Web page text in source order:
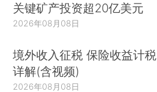
关键矿产投资超20亿美元
2026年08月08日
境外收入征税 保险收益计税
详解(含视频)
2026年08月08日